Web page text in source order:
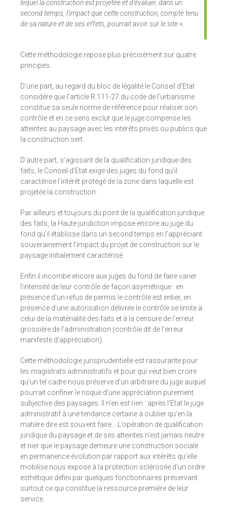
lequel la construction est projetée et d’évaluer, dans un
second temps, l’impact que cette construction, compte tenu
de sa nature et de ses effets, pourrait avoir sur le site ».
Cette méthodologie repose plus précisément sur quatre
principes.
D’une part, au regard du bloc de légalité le Conseil d’Etat
considère que l’article R.111-27 du code de l’urbanisme
constitue sa seule norme de référence pour réaliser son
contrôle et en ce sens exclut que le juge compense les
atteintes au paysage avec les intérêts privés ou publics que
la construction sert.
D’autre part, s’agissant de la qualification juridique des
faits, le Conseil d’Etat exige des juges du fond qu’il
caractérise l’intérêt protégé de la zone dans laquelle est
projetée la construction.
Par ailleurs et toujours du point de la qualification juridique
des faits, la Haute juridiction impose encore au juge du
fond qu’il établisse dans un second temps en l’appréciant
souverainement l’impact du projet de construction sur le
paysage initialement caractérisé.
Enfin il incombe encore aux juges du fond de faire varier
l’intensité de leur contrôle de façon asymétrique : en
présence d’un refus de permis le contrôle est entier, en
présence d’une autorisation délivrée le contrôle se limite à
celui de la matérialité des faits et à la censure de l’erreur
grossière de l’administration (contrôle dit de l’erreur
manifeste d’appréciation).
Cette méthodologie jurisprudentielle est rassurante pour
les magistrats administratifs et pour qui veut bien croire
qu’un tel cadre nous préserve d’un arbitraire du juge auquel
pourrait confiner le risque d’une appréciation purement
subjective des paysages. Il n’en est rien : après l’Etat le juge
administratif à une tendance certaine à oublier qu’en la
matière dire est souvent faire… L’opération de qualification
juridique du paysage et de ses atteintes n’est jamais neutre
et nier que le paysage demeure une construction sociale
en permanence évolution par rapport aux intérêts qu’elle
mobilise nous expose à la protection sclérosée d’un ordre
esthétique défini par quelques fonctionnaires préservant
surtout ce qui constitue la ressource première de leur
service.